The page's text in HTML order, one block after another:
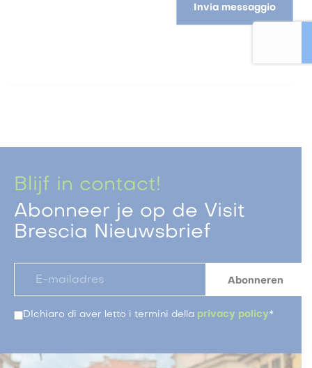
Invia messaggio
Blijf in contact!
Abonneer je op de Visit
Brescia Nieuwsbrief
DIchiaro di aver letto i termini della privacy policy*